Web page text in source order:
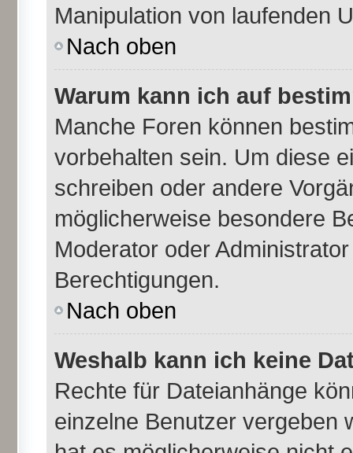
Manipulation von laufenden
Nach oben
Warum kann ich auf
Manche Foren können
vorbehalten sein. Um diese
schreiben oder andere
möglicherweise besondere
Moderator oder
Berechtigungen.
Nach oben
Weshalb kann ich keine
Rechte für Dateianhänge
einzelne Benutzer vergeben